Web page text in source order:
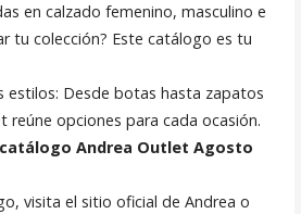
en calzado femenino, masculino e
tu colección? Este catálogo es tu
estilos: Desde botas hasta zapatos
reúne opciones para cada ocasión.
Andrea Outlet Agosto
visita el sitio oficial de Andrea o